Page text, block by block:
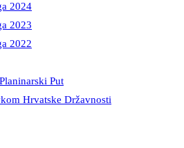
2024
2023
2022
Put
Hrvatske Državnosti